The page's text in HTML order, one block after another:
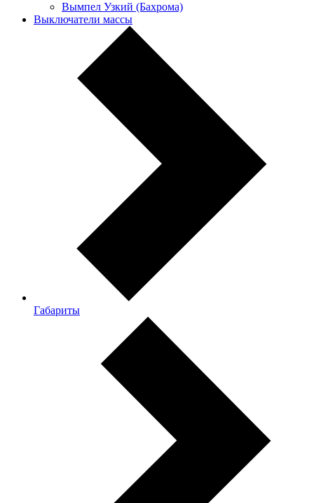
Вымпел Узкий (Бахрома)
Выключатели массы
Габариты